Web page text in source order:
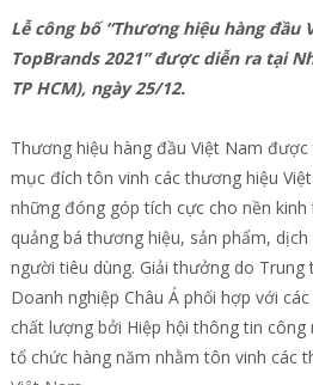
Lễ công bố “Thương hiệu hàng đầu
TopBrands 2021” được diễn ra tại
TP HCM), ngày 25/12.
Thương hiệu hàng đầu Việt Nam
mục đích tôn vinh các thương hiệu
những đóng góp tích cực cho nền
quảng bá thương hiệu, sản phẩm,
người tiêu dùng. Giải thưởng do
Doanh nghiệp Châu Á phối hợp với
chất lượng bởi Hiệp hội thông tin công
tổ chức hàng năm nhằm tôn vinh các